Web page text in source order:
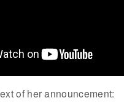
of her announcement: